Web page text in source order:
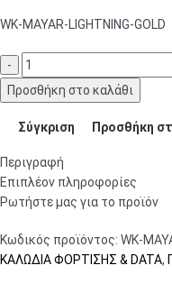
WK-MAYAR-LIGHTNING-GOLD
Προσθήκη στο καλάθι
Σύγκριση Προσθήκη
Περιγραφή
Επιπλέον πληροφορίες
Ρωτήστε μας για το προϊόν
Κωδικός προϊόντος: WK-
ΚΑΛΩΔΙΑ ΦΟΡΤΙΣΗΣ & DATA,